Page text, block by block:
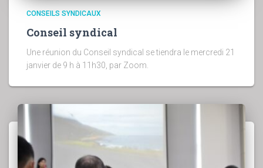
CONSEILS SYNDICAUX
Conseil syndical
Une réunion du Conseil syndical se tiendra le mercredi 21
janvier de 9 h à 11h30, par Zoom.